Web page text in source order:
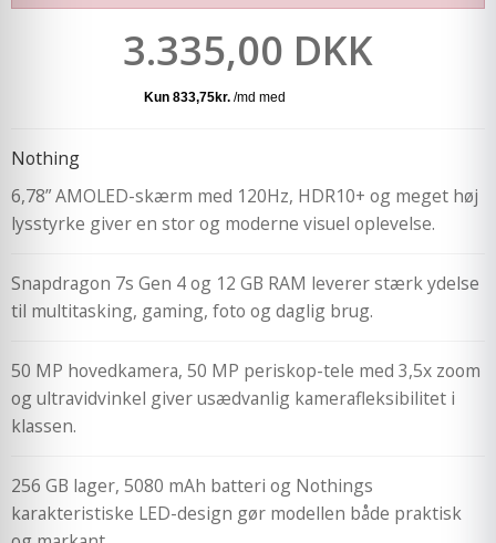
3.335,00 DKK
Nothing
6,78” AMOLED-skærm med 120Hz, HDR10+ og meget høj
lysstyrke giver en stor og moderne visuel oplevelse.
Snapdragon 7s Gen 4 og 12 GB RAM leverer stærk ydelse
til multitasking, gaming, foto og daglig brug.
50 MP hovedkamera, 50 MP periskop-tele med 3,5x zoom
og ultravidvinkel giver usædvanlig kamerafleksibilitet i
klassen.
256 GB lager, 5080 mAh batteri og Nothings
karakteristiske LED-design gør modellen både praktisk